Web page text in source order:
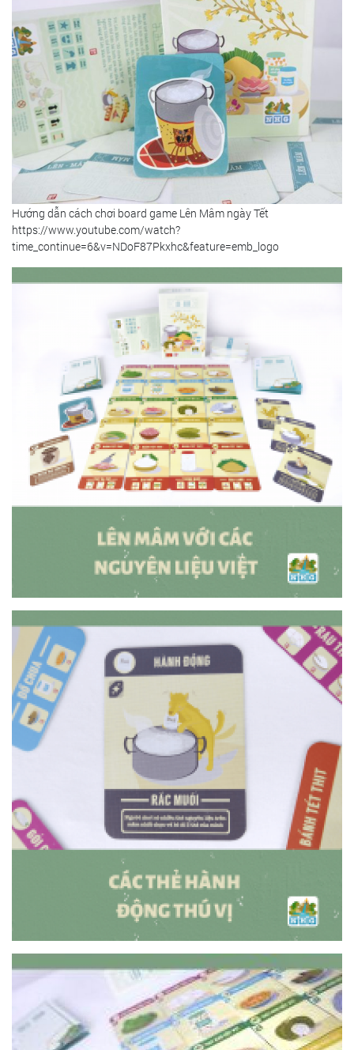
Hướng dẫn cách chơi board game Lên Mâm ngày Tết
https://www.youtube.com/watch?
time_continue=6&v=NDoF87Pkxhc&feature=emb_logo